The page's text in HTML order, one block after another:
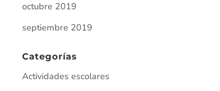
octubre 2019
septiembre 2019
Categorías
Actividades escolares